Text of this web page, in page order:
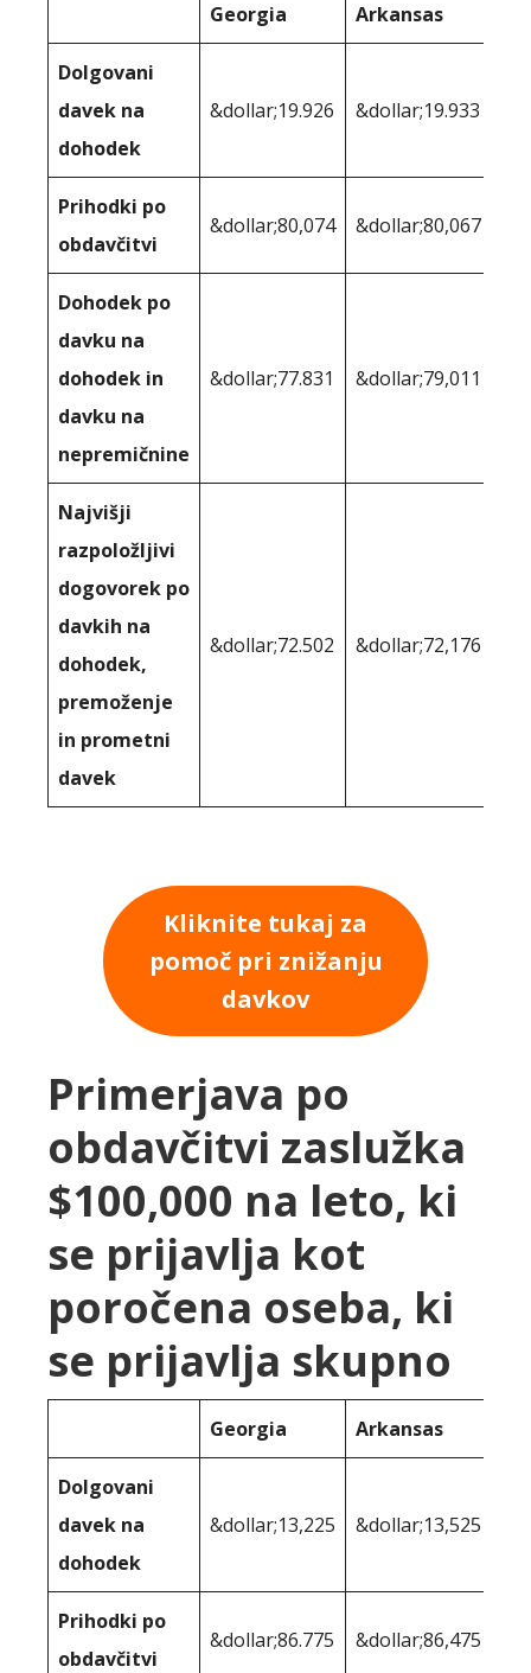
Georgia Arkansas
Dolgovani
davek na
dohodek
&dollar;19.926 &dollar;19.933
Prihodki po
obdavčitvi
&dollar;80,074 &dollar;80,067
Dohodek po
davku na
dohodek in
davku na
nepremičnine
&dollar;77.831 &dollar;79,011
Najvišji
razpoložljivi
dogovorek po
davkih na
dohodek,
premoženje
in prometni
davek
&dollar;72.502 &dollar;72,176
Kliknite tukaj za
pomoč pri znižanju
davkov
Primerjava po
obdavčitvi zaslužka
$100,000 na leto, ki
se prijavlja kot
poročena oseba, ki
se prijavlja skupno
Georgia Arkansas
Dolgovani
davek na
dohodek
&dollar;13,225 &dollar;13,525
Prihodki po
obdavčitvi
&dollar;86.775 &dollar;86,475